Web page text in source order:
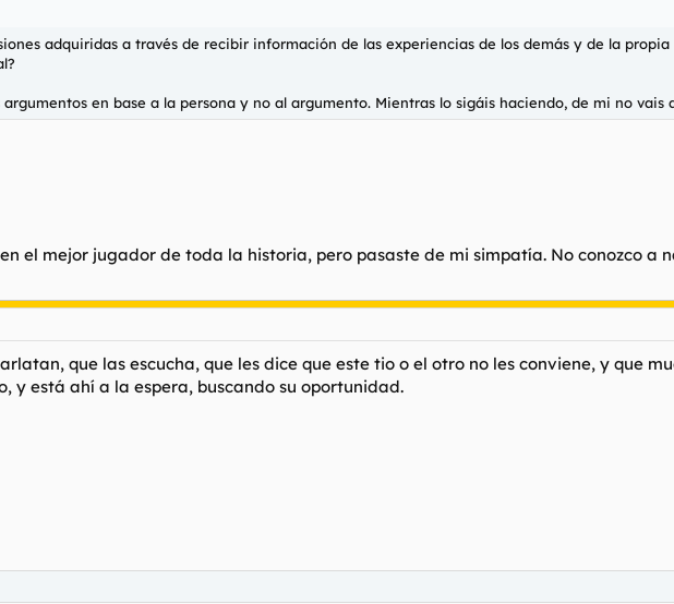
adquiridas a través de recibir información de las experiencias de los demás y de la
en base a la persona y no al argumento. Mientras lo sigáis haciendo, de mi no vais
el mejor jugador de toda la historia, pero pasaste de mi simpatía. No conozco a
que las escucha, que les dice que este tio o el otro no les conviene, y que
y está ahí a la espera, buscando su oportunidad.